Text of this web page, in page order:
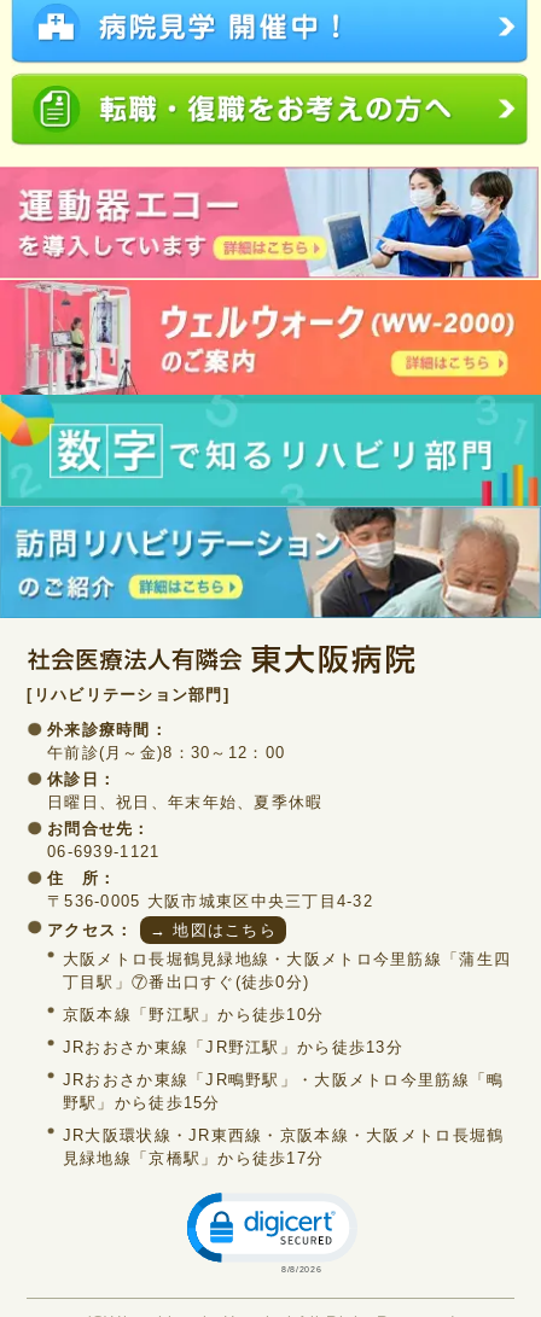
[リハビリテーション部門]
外来診療時間：
午前診(月～金)8：30～12：00
休診日：
日曜日、祝日、年末年始、夏季休暇
お問合せ先：
06-6939-1121
住 所：
〒536-0005 大阪市城東区中央三丁目4-32
アクセス：
→ 地図はこちら
大阪メトロ長堀鶴見緑地線・大阪メトロ今里筋線「蒲生四
丁目駅」⑦番出口すぐ(徒歩0分)
京阪本線「野江駅」から徒歩10分
JRおおさか東線「JR野江駅」から徒歩13分
JRおおさか東線「JR鴫野駅」・大阪メトロ今里筋線「鴫
野駅」から徒歩15分
JR大阪環状線・JR東西線・京阪本線・大阪メトロ長堀鶴
見緑地線「京橋駅」から徒歩17分